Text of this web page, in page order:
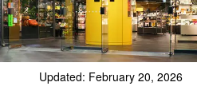
Updated: February 20, 2026